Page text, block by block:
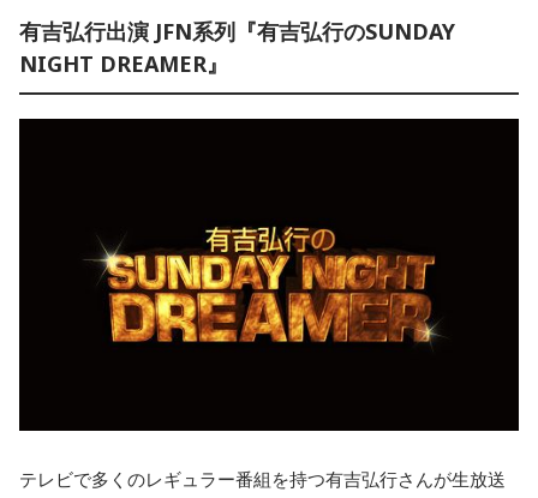
有吉弘行出演 JFN系列『有吉弘行のSUNDAY
NIGHT DREAMER』
テレビで多くのレギュラー番組を持つ有吉弘行さんが生放送